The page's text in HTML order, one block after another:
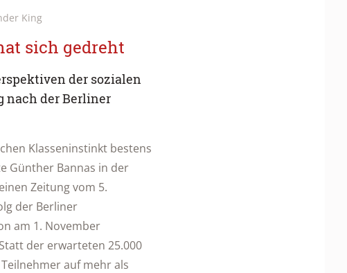
King
sich gedreht
der sozialen
nach der Berliner
Klasseninstinkt bestens
Günther Bannas in der
Zeitung vom 5.
der Berliner
am 1. November
der erwarteten 25.000
auf mehr als